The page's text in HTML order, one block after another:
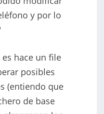
y por lo
hace un file
posibles
(entiendo que
de base